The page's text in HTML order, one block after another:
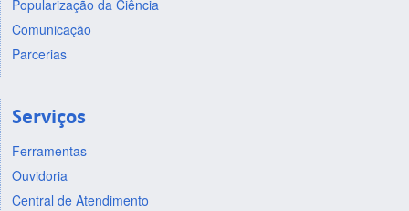
Popularização da Ciência
Comunicação
Parcerias
Serviços
Ferramentas
Ouvidoria
Central de Atendimento